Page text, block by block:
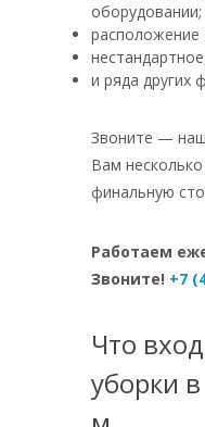
оборудовании;
расположение
и ряда других
Звоните —
Вам
финальную
Работаем
Звоните! +7
Что
уборки